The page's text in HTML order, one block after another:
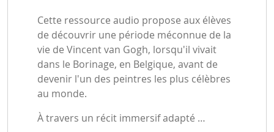
Cette ressource audio propose aux élèves
de découvrir une période méconnue de la
vie de Vincent van Gogh, lorsqu'il vivait
dans le Borinage, en Belgique, avant de
devenir l'un des peintres les plus célèbres
au monde.
À travers un récit immersif adapté …